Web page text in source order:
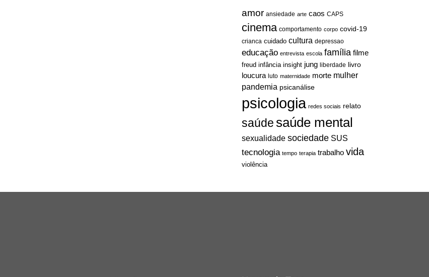
amor ansiedade arte caos CAPS
cinema comportamento corpo covid-19
crianca cuidado cultura depressao
educação entrevista escola família filme
freud infância insight jung liberdade livro
loucura luto maternidade morte mulher
pandemia psicanálise
psicologia redes sociais relato
saúdesaúde mental
sexualidade sociedade SUS
tecnologia tempo terapia trabalho vida
violência